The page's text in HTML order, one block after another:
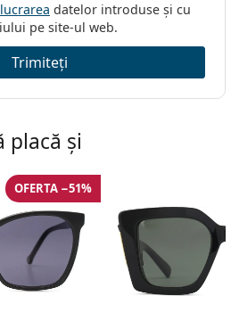
datelor introduse și cu
pe site-ul web.
Trimiteți
placă și
OFERTA −51%